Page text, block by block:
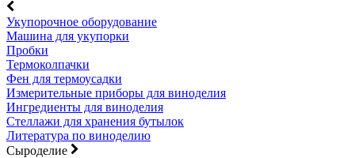
Укупорочное оборудование
Машина для укупорки
Пробки
Термоколпачки
Фен для термоусадки
Измерительные приборы для виноделия
Ингредиенты для виноделия
Стеллажи для хранения бутылок
Литература по виноделию
Сыроделие